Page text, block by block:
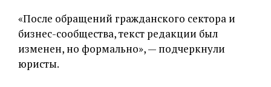
«После обращений гражданского сектора и
бизнес-сообщества, текст редакции был
изменен, но формально», — подчеркнули
юристы.